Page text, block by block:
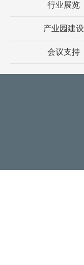
行业展览
产业园建设
会议支持